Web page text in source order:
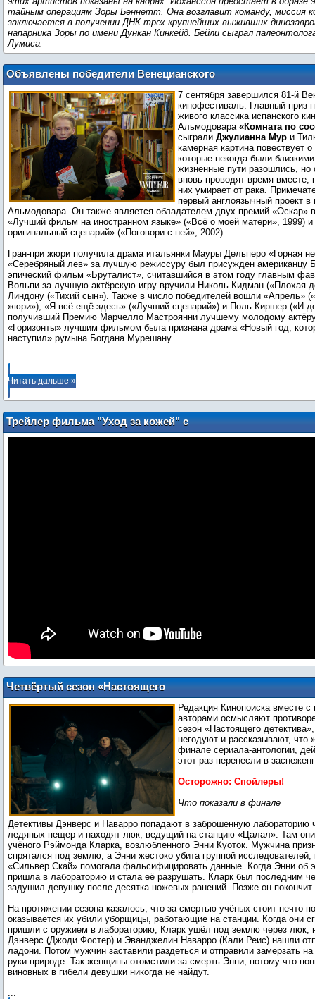
тайным операциям Зоры Беннетт. Она возглавит команду, миссия
заключается в получении ДНК трех крупнейших выживших
напарника Зоры по имени Дункан Кинкейд. Бейли сыграл
Лумиса.
Объявлены победители Венецианского
кинофестиваля 2024
7 сентября завершился 81-й
кинофестиваль. Главный приз
живого классика испанского
Альмодовара «Комната по
сыграли Джулианна Мур и
камерная картина повествует
которые некогда были
жизненные пути разошлись, но
вновь проводят время вместе,
них умирает от рака.
первый англоязычный проект в
Альмодовара. Он также является обладателем двух премий «Оскар» в
«Лучший фильм на иностранном языке» («Всё о моей матери», 1999)
оригинальный сценарий» («Поговори с ней», 2002).
Гран-при жюри получила драма итальянки Мауры Дельперо «Горная
«Серебряный лев» за лучшую режиссуру был присужден американцу
эпический фильм «Бруталист», считавшийся в этом году главным
Вольпи за лучшую актёрскую игру вручили Николь Кидман («Плохая
Линдону («Тихий сын»). Также в число победителей вошли «Апрель»
жюри»), «Я всё ещё здесь» («Лучший сценарий») и Поль Киршер («И
получивший Премию Марчелло Мастроянни лучшему молодому
«Горизонты» лучшим фильмом была признана драма «Новый год,
...
Читать дальше »
Трейлер фильма "Уход за кожей" с
Элизабет Бэнкс в главной роли
Четвёртый сезон «Настоящего
детектива»: наши за и против «Страны
Редакция Кинопоиска вместе
авторами осмысляют
сезон «Настоящего
негодуют и рассказывают, что
финале сериала-антологии,
этот раз перенесли в
Осторожно: Спойлеры!
Что показали в финале
Детективы Дэнверс и Наварро попадают в заброшенную лабораторию
ледяных пещер и находят люк, ведущий на станцию «Цалал». Там
учёного Рэймонда Кларка, возлюбленного Энни Куоток. Мужчина
спрятался под землю, а Энни жестоко убита группой
«Сильвер Скай» помогала фальсифицировать данные. Когда Энни об
пришла в лабораторию и стала её разрушать. Кларк был последним
задушил девушку после десятка ножевых ранений. Позже он покончит
На протяжении сезона казалось, что за смертью учёных стоит нечто
оказывается их убили уборщицы, работающие на станции. Когда они
пришли с оружием в лабораторию, Кларк ушёл под землю через люк,
Дэнверс (Джоди Фостер) и Эванджелин Наварро (Кали Реис) нашли
ладони. Потом мужчин заставили раздеться и отправили замерзать
руки природе. Так женщины отомстили за смерть Энни, потому что
...